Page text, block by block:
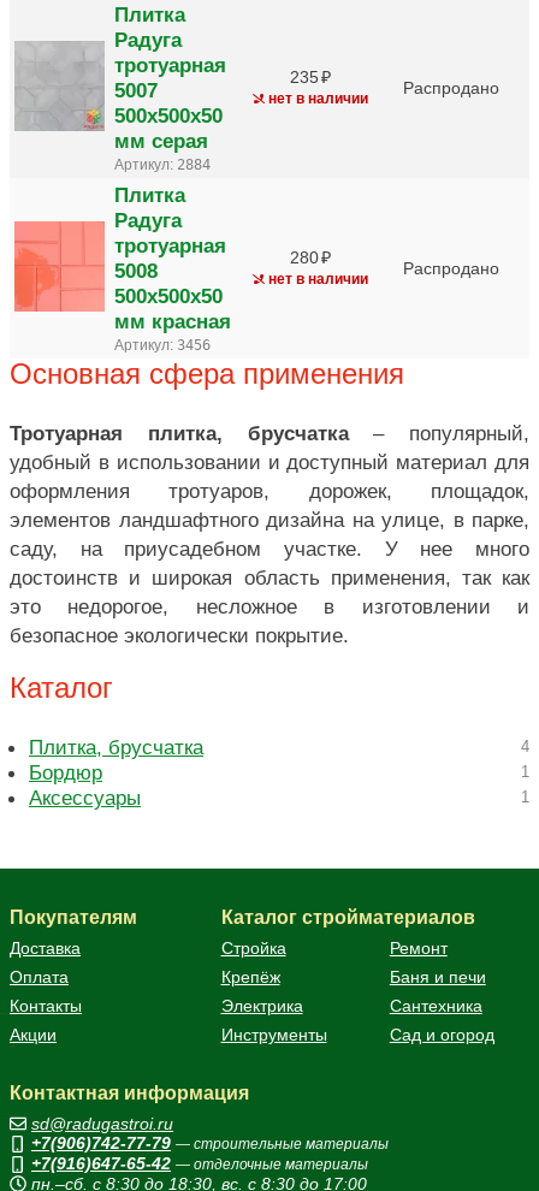
Плитка
Радуга
тротуарная
5007
500х500х50
мм серая
Артикул: 2884
235
нет в наличии
Распродано
Плитка
Радуга
тротуарная
5008
500х500х50
мм красная
Артикул: 3456
280
нет в наличии
Распродано
Основная сфера применения
Тротуарная плитка, брусчатка– популярный,
удобный в использовании и доступный материал для
оформления тротуаров, дорожек, площадок,
элементов ландшафтного дизайна на улице, в парке,
саду, на приусадебном участке. У нее много
достоинств и широкая область применения, так как
это недорогое, несложное в изготовлении и
безопасное экологически покрытие.
Каталог
Плитка, брусчатка 4
Бордюр 1
Аксессуары 1
Покупателям
Доставка
Оплата
Контакты
Акции
Каталог стройматериалов
Стройка
Ремонт
Крепёж
Баня и печи
Электрика
Сантехника
Инструменты
Сад и огород
Контактная информация
sd@radugastroi.ru
+7(906)742-77-79 — строительные материалы
+7(916)647-65-42 — отделочные материалы
пн.–сб. с 8:30 до 18:30, вс. с 8:30 до 17:00